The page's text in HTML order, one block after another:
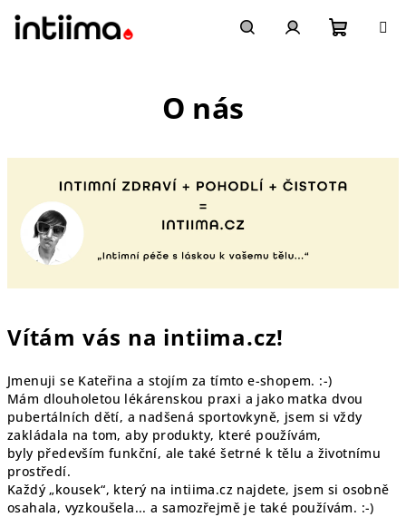
obsah
O nás
Vítám vás na intiima.cz!
Jmenuji se Kateřina a stojím za tímto e-shopem. :-)
Mám dlouholetou lékárenskou praxi a jako matka dvou
pubertálních dětí, a nadšená sportovkyně, jsem si vždy
zakládala na tom, aby produkty, které používám,
byly především funkční, ale také šetrné k tělu a životnímu
prostředí.
Každý „kousek“, který na intiima.cz najdete, jsem si osobně
osahala, vyzkoušela... a samozřejmě je také používám. :-)